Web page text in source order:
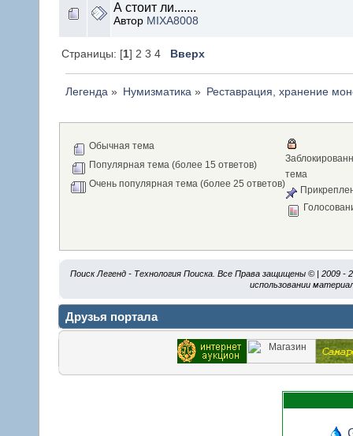
А стоит ли.......
Автор MIXA8008
Страницы: [1] 2 3 4 Вверх
Легенда » Нумизматика » Реставрация, хранение
Обычная тема
Популярная тема (более 15 ответов)
Очень популярная тема (более 25 ответов)
тема
Поиск Легенд - Технология Поиска. Все Права защищены © | 2009 -
использовании
Друзья портала